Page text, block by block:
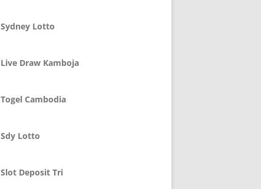
Sydney Lotto
Live Draw Kamboja
Togel Cambodia
Sdy Lotto
Slot Deposit Tri